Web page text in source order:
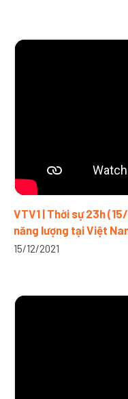
VTV1 | Thời sự 23h
năng lượng tại Việt
15/12/2021